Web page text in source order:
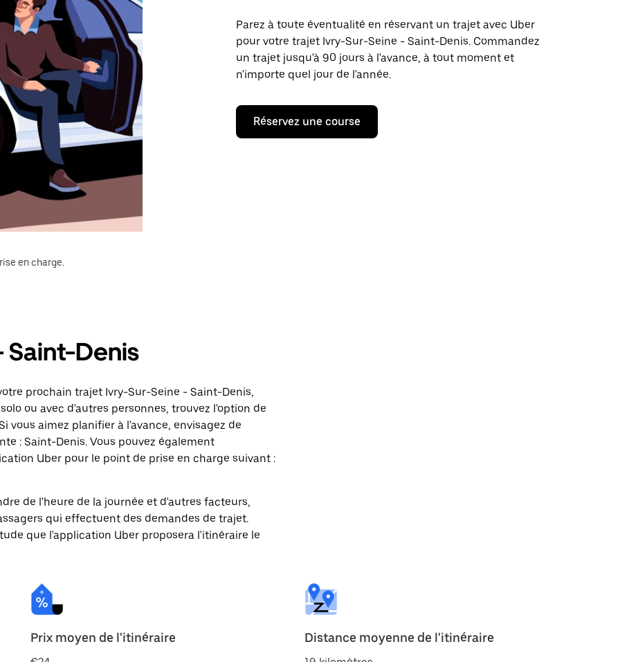
Parez à toute éventualité en réservant un trajet avec Uber
pour votre trajet Ivry-Sur-Seine - Saint-Denis. Commandez
un trajet jusqu'à 90 jours à l'avance, à tout moment et
n'importe quel jour de l'année.
Réservez une course
en charge.
Saint-Denis
prochain trajet Ivry-Sur-Seine - Saint-Denis,
ou avec d'autres personnes, trouvez l'option de
vous aimez planifier à l'avance, envisagez de
: Saint-Denis. Vous pouvez également
Uber pour le point de prise en charge suivant :
de l'heure de la journée et d'autres facteurs,
qui effectuent des demandes de trajet.
que l'application Uber proposera l'itinéraire le
Prix moyen de l'itinéraire Distance moyenne de l'itinéraire